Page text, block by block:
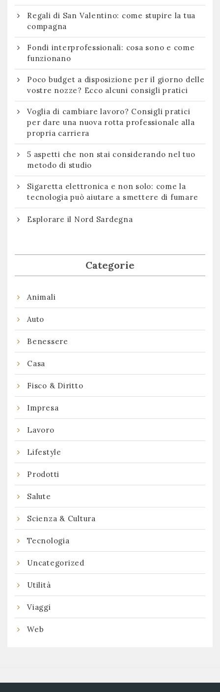
Regali di San Valentino: come stupire la tua
compagna
Fondi interprofessionali: cosa sono e come
funzionano
Poco budget a disposizione per il giorno delle
vostre nozze? Ecco alcuni consigli pratici
Voglia di cambiare lavoro? Consigli pratici
per dare una nuova rotta professionale alla
propria carriera
5 aspetti che non stai considerando nel tuo
metodo di studio
Sigaretta elettronica e non solo: come la
tecnologia può aiutare a smettere di fumare
Esplorare il Nord Sardegna
Categorie
Animali
Auto
Benessere
Casa
Fisco & Diritto
Impresa
Lavoro
Lifestyle
Prodotti
Salute
Scienza & Cultura
Tecnologia
Uncategorized
Utilità
Viaggi
Web